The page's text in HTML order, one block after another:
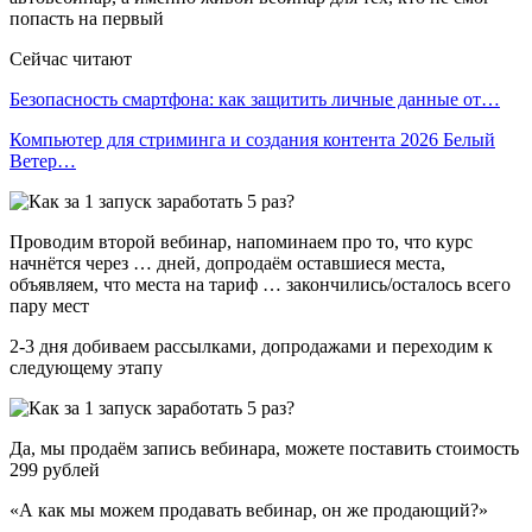
попасть на первый
Сейчас читают
Безопасность смартфона: как защитить личные данные от…
Компьютер для стриминга и создания контента 2026 Белый
Ветер…
Проводим второй вебинар, напоминаем про то, что курс
начнётся через … дней, допродаём оставшиеся места,
объявляем, что места на тариф … закончились/осталось всего
пару мест
2-3 дня добиваем рассылками, допродажами и переходим к
следующему этапу
Да, мы продаём запись вебинара, можете поставить стоимость
299 рублей
«А как мы можем продавать вебинар, он же продающий?»